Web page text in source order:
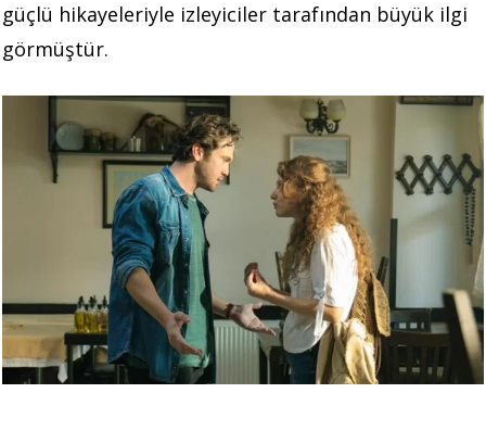
güçlü hikayeleriyle izleyiciler tarafından büyük ilgi
görmüştür.